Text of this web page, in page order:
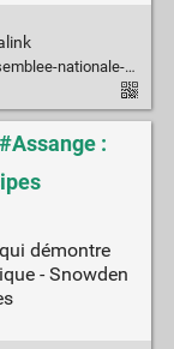
de-la-derniere-seance
:
démontre
- Snowden